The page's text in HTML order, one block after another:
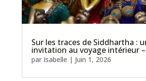
Sur les traces de Siddhartha :
invitation au voyage intérieur –
par Isabelle | Juin 1, 2026